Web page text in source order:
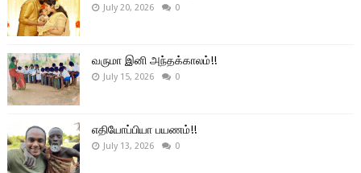
July 20, 2026 0
வருமா இனி அந்தக்காலம்!!
July 15, 2026 0
எதியோப்பியா பயணம்!!
July 13, 2026 0